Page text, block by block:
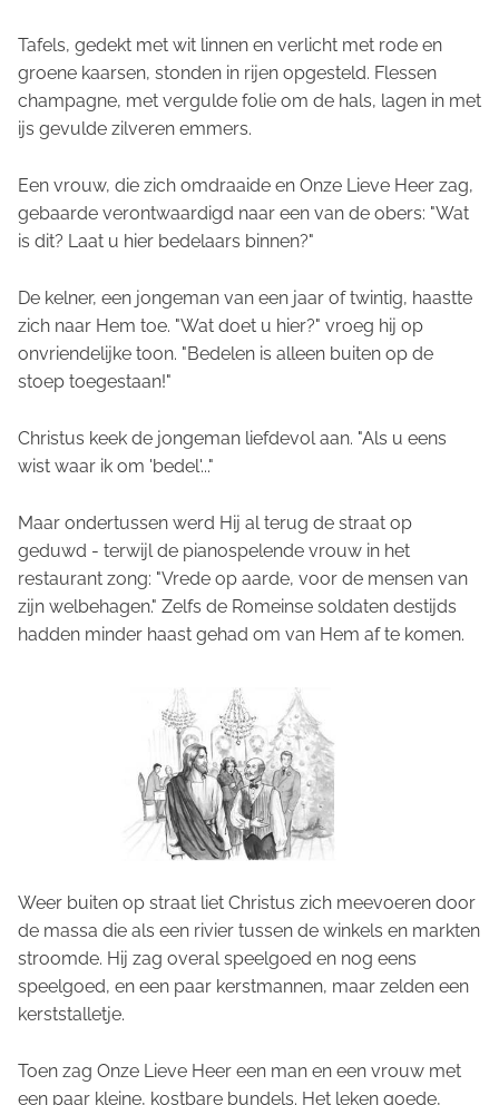
Tafels, gedekt met wit linnen en verlicht met rode en
groene kaarsen, stonden in rijen opgesteld. Flessen
champagne, met vergulde folie om de hals, lagen in met
ijs gevulde zilveren emmers.
Een vrouw, die zich omdraaide en Onze Lieve Heer zag,
gebaarde verontwaardigd naar een van de obers: "Wat
is dit? Laat u hier bedelaars binnen?"
De kelner, een jongeman van een jaar of twintig, haastte
zich naar Hem toe. "Wat doet u hier?" vroeg hij op
onvriendelijke toon. "Bedelen is alleen buiten op de
stoep toegestaan!"
Christus keek de jongeman liefdevol aan. "Als u eens
wist waar ik om 'bedel'..."
Maar ondertussen werd Hij al terug de straat op
geduwd - terwijl de pianospelende vrouw in het
restaurant zong: "Vrede op aarde, voor de mensen van
zijn welbehagen." Zelfs de Romeinse soldaten destijds
hadden minder haast gehad om van Hem af te komen.
Weer buiten op straat liet Christus zich meevoeren door
de massa die als een rivier tussen de winkels en markten
stroomde. Hij zag overal speelgoed en nog eens
speelgoed, en een paar kerstmannen, maar zelden een
kerststalletje.
Toen zag Onze Lieve Heer een man en een vrouw met
een paar kleine, kostbare bundels. Het leken goede,